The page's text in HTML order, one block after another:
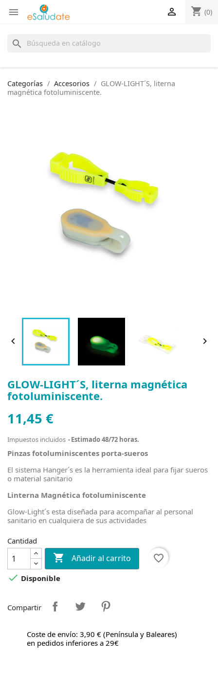
 shopping_cart (0)

search
Categorías Accesorios
GLOW-LIGHT´S, literna
magnética fotoluminiscente.
 
GLOW-LIGHT´S, literna magnética
fotoluminiscente.
11,45 €
Impuestos incluidos Estimado 48/72 horas.
Pinzas fotoluminiscentes porta-sueros
El sistema Hanger´s es la herramienta ideal para fijar sueros
o material sanitario
Linterna Magnética fotoluminiscente
Glow-Light´s esta diseñada para acompañar al personal
sanitario en cualquiera de sus actividades
Cantidad
 Añadir al carrito
favorite_border
 Disponible
Compartir
Coste de envío: 3,90 € (Península y Baleares)
en pedidos inferiores a 29€